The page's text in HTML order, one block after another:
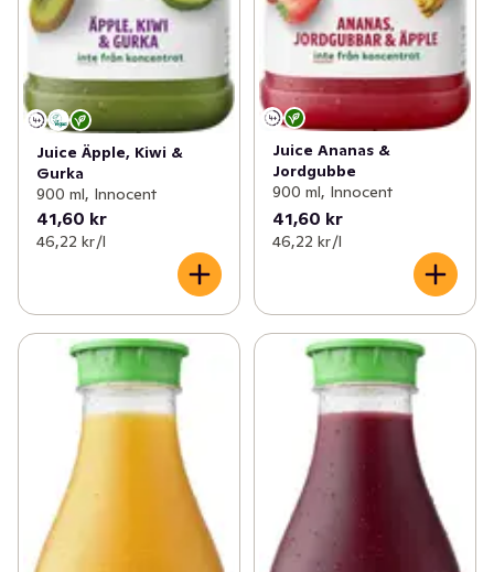
Juice Äpple, Kiwi &
Gurka
900 ml, Innocent
41,60 kr
46,22 kr /l
Juice Ananas &
Jordgubbe
900 ml, Innocent
41,60 kr
46,22 kr /l